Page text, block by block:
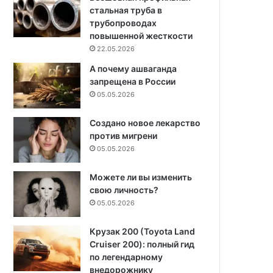
стальная труба в
трубопроводах
повышенной жесткости
22.05.2026
А почему ашваганда
запрещена в России
05.05.2026
Создано новое лекарство
против мигрени
05.05.2026
Можете ли вы изменить
свою личность?
05.05.2026
Крузак 200 (Toyota Land
Cruiser 200): полный гид
по легендарному
внедорожнику